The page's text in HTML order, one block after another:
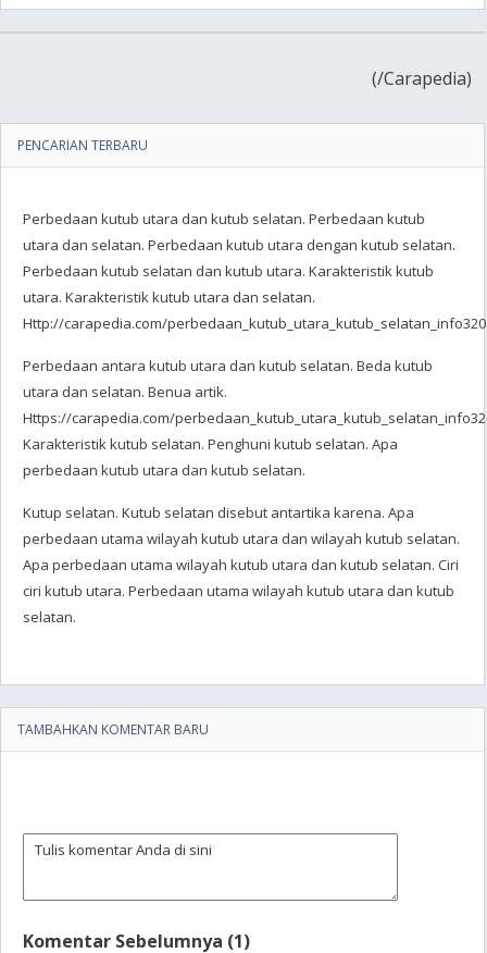
(/Carapedia)
PENCARIAN TERBARU
Perbedaan kutub utara dan kutub selatan. Perbedaan kutub
utara dan selatan. Perbedaan kutub utara dengan kutub selatan.
Perbedaan kutub selatan dan kutub utara. Karakteristik kutub
utara. Karakteristik kutub utara dan selatan.
Http://carapedia.com/
Perbedaan antara kutub utara dan kutub selatan. Beda kutub
utara dan selatan. Benua artik.
Https://carapedia.com/
Karakteristik kutub selatan. Penghuni kutub selatan. Apa
perbedaan kutub utara dan kutub selatan.
Kutup selatan. Kutub selatan disebut antartika karena. Apa
perbedaan utama wilayah kutub utara dan wilayah kutub selatan.
Apa perbedaan utama wilayah kutub utara dan kutub selatan. Ciri
ciri kutub utara. Perbedaan utama wilayah kutub utara dan kutub
selatan.
TAMBAHKAN KOMENTAR BARU
Komentar Sebelumnya (1)